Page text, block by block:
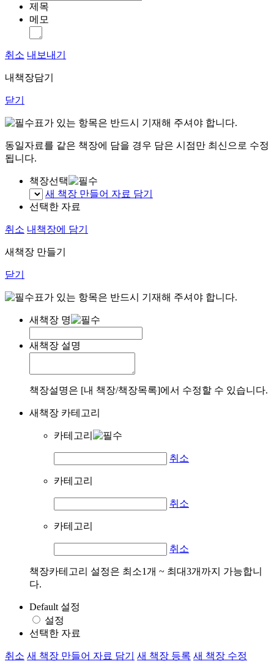
제목
메모
취소 내보내기
내책장담기
닫기
표가 있는 항목은 반드시 기재해 주셔야 합니다.
동일자료를 같은 책장에 담을 경우 담은 시점만 최신으로 수정
됩니다.
책장선택
새 책장 만들어 자료 담기
선택한 자료
취소 내책장에 담기
새책장 만들기
닫기
표가 있는 항목은 반드시 기재해 주셔야 합니다.
새책장 명
새책장 설명
책장설명은 [내 책장/책장목록]에서 수정할 수 있습니다.
새책장 카테고리
카테고리
취소
카테고리
취소
카테고리
취소
책장카테고리 설정은 최소1개 ~ 최대3개까지 가능합니
다.
Default 설정
설정
선택한 자료
취소 새 책장 만들어 자료 담기 새 책장 등록 새 책장 수정